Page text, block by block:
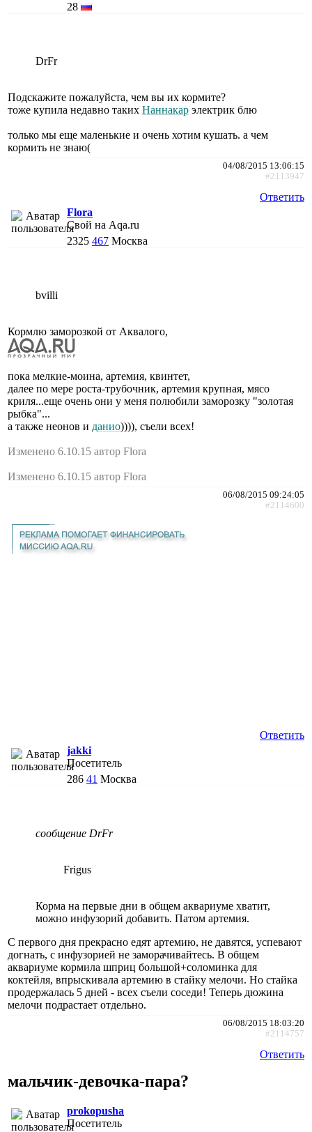
28
DrFr
Подскажите пожалуйста, чем вы их кормите?
тоже купила недавно таких Наннакар электрик блю
только мы еще маленькие и очень хотим кушать. а чем
кормить не знаю(
04/08/2015 13:06:15
#2113947
Ответить
Flora
Свой на Aqa.ru
2325 467 Москва
bvilli
Кормлю заморозкой от Аквалого,
пока мелкие-моина, артемия, квинтет,
далее по мере роста-трубочник, артемия крупная, мясо
криля...еще очень они у меня полюбили заморозку "золотая
рыбка"...
а также неонов и данио)))), съели всех!
Изменено 6.10.15 автор Flora
Изменено 6.10.15 автор Flora
06/08/2015 09:24:05
#2114600
Ответить
jakki
Посетитель
286 41 Москва
сообщение DrFr
Frigus
Корма на первые дни в общем аквариуме хватит,
можно инфузорий добавить. Патом артемия.
С первого дня прекрасно едят артемию, не давятся, успевают
догнать, с инфузорией не заморачивайтесь. В общем
аквариуме кормила шприц большой+соломинка для
коктейля, впрыскивала артемию в стайку мелочи. Но стайка
продержалась 5 дней - всех съели соседи! Теперь дюжина
мелочи подрастает отдельно.
06/08/2015 18:03:20
#2114757
Ответить
мальчик-девочка-пара?
prokopusha
Посетитель